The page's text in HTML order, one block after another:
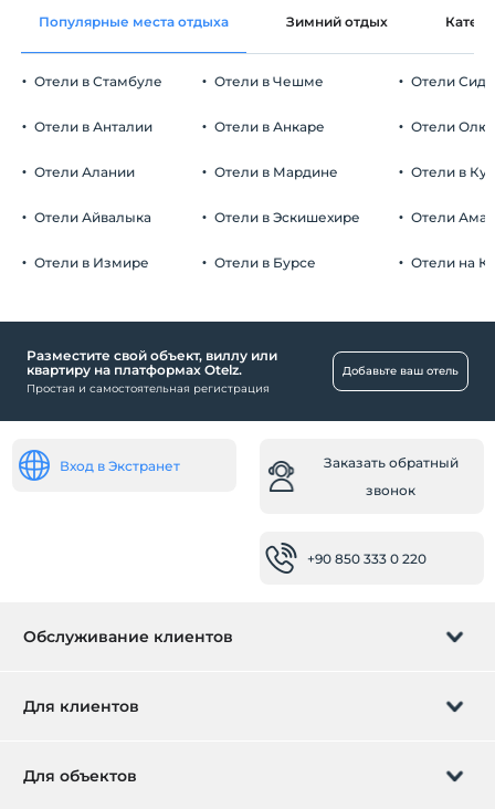
Duş
Общие зоны и все комнаты
Автостоянка
Бесплатно Общественная парковка
Общественные места
Сад
Семейные комнаты
Допускается размещение домашних животных
Время выезда
До 12:00
Домашние животные
С детей младше 2 плата не взимается.
Популярные места отдыха Зимний отдых
Отели в Стамбуле
Отели в Анталии
Отели Алании
Отели Айвалыка
Отели в Измире
Отели в Чешме
Отели в Анкаре
Отели в Мардине
Отели в Эскишехире
Отели в Бурсе
Отели Сиде
Отели
Отели в
Отели
Отели на
Разместите свой объект, виллу или
квартиру на платформах Otelz.
Простая и самостоятельная регистрация
Добавьте ваш отель
Вход в Экстранет
Заказать обратный
звонок
+90 850 333 0 220
Обслуживание клиентов
Для клиентов
Подарочная карта
Для объектов